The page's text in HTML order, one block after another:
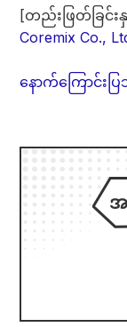
[တည်းဖြတ်ခြင်း
Coremix Co.,
နောက်ကြောင်း
အ